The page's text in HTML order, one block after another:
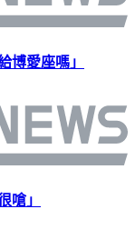
愛座嗎」
嗆」